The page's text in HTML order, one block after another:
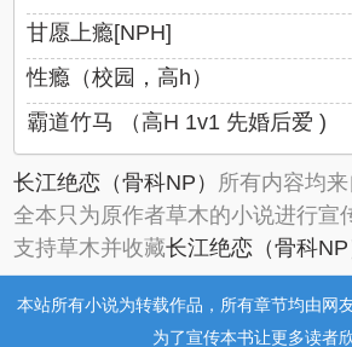
甘愿上瘾[NPH]
性瘾（校园，高h）
霸道竹马 （高H 1v1 先婚后爱 )
长江绝恋（骨科NP） 所有内容均
全本只为原作者草木的小说进行宣
支持草木并收藏长江绝恋（骨科
本站所有小说为转载作品，所有章节均由网
为了宣传本书让更多读者欣